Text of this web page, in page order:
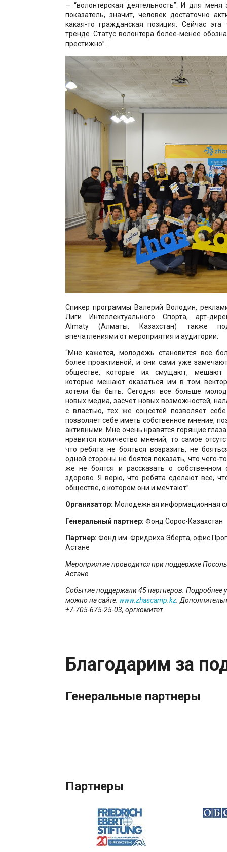
— “волонтерская деятельность”. И для меня
показатель, значит, человек достаточно
какая-то гражданская позиция. Сейчас
тренде. Статус волонтера более-менее
престижно”.
Спикер программы Валерий Володин,
Лиги Интеллектуального Спорта, арт-
Almaty (Алматы, Казахстан) также
впечатлениями от мероприятия и аудитории:
“Мне кажется, молодежь становится все
более проактивной, и они сами уже
обществе, которые их смущают, мешают
которые мешают оказаться им в том
хотели бы быть. Сегодня все больше
новых медиа, засчет новых возможностей,
с властью, тех же соцсетей позволяет
позволяет себе иметь собственное мнение,
активными. Мне очень нравятся горящие
нравится количество мнений, то самое
что ребята не бояться возразить, не
одной стороны не боятся показать, что чего-
же не боятся и рассказать о собственном
здорово. Я верю, что ребята сделают все,
обществе, о котором они и мечтают”.
Организатор: Молодежная информационная
Генеральный партнер: Фонд Сорос-Казахстан
Партнер: Фонд им. Фридриха Эберта, офис
Астане
Мероприятие проводится при поддержке
Астане.
Событие поддержали 45 партнеров. Подробнее
можно на сайте: www.zhascamp.kz.
+7-705-675-25-03, оргкомитет.
Благодарим за
Генеральные партнеры
Партнеры